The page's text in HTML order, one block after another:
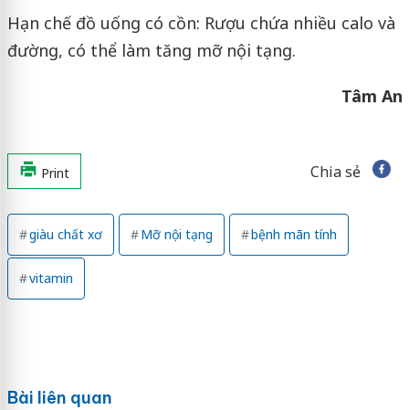
Hạn chế đồ uống có cồn: Rượu chứa nhiều calo và
đường, có thể làm tăng mỡ nội tạng.
Tâm An
Print Chia sẻ
giàu chất xơ Mỡ nội tạng bệnh mãn tính
vitamin
Bài liên quan